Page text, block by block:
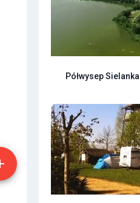
Półwysep Sielanka